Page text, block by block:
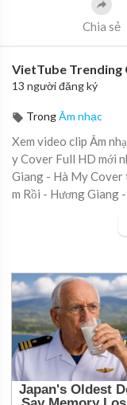
Chia sẻ
VietTube Trending
13 người đăng ký
TrongÂm nhạc
Xem video clip Âm
y Cover Full HD mới
Giang - Hà My Cover
m Rồi - Hương Giang